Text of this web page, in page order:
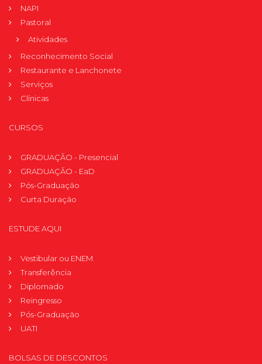
NAPI
Pastoral
Atividades
Reconhecimento Social
Restaurante e Lanchonete
Serviços
Clínicas
CURSOS
GRADUAÇÃO - Presencial
GRADUAÇÃO - EaD
Pós-Graduação
Curta Duração
ESTUDE AQUI
Vestibular ou ENEM
Transferência
Diplomado
Reingresso
Pós-Graduação
UATI
BOLSAS DE DESCONTOS